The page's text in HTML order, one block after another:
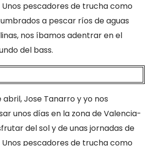
Unos pescadores de trucha como
a pescar ríos de aguas
nos íbamos adentrar en el
del bass.
abril, Jose Tanarro y yo nos
unos días en la zona de Valencia-
del sol y de unas jornadas de
Unos pescadores de trucha como